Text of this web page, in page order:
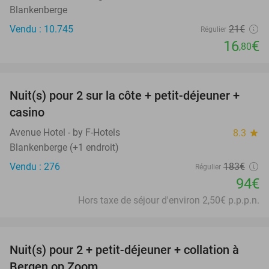
Blankenberge
Vendu : 10.745
Régulier 21€
16,80€
49%
Nuit(s) pour 2 sur la côte + petit-déjeuner +
casino
Avenue Hotel - by F-Hotels 8.3 star
Blankenberge (+1 endroit)
Vendu : 276
Régulier 183€
94€
Hors taxe de séjour d'environ 2,50€ p.p.p.n.
44%
Nuit(s) pour 2 + petit-déjeuner + collation à